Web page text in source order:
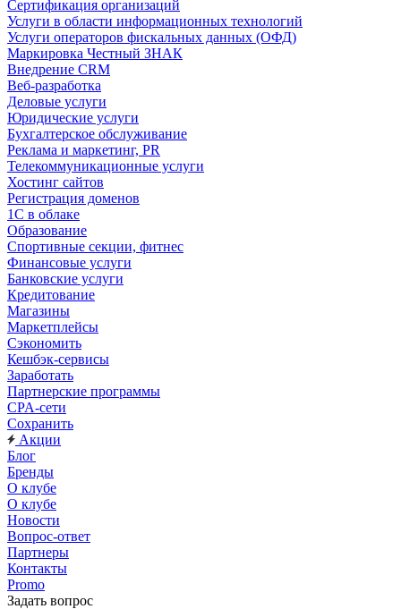
Сертификация организаций
Услуги в области информационных технологий
Услуги операторов фискальных данных (ОФД)
Маркировка Честный ЗНАК
Внедрение CRM
Веб-разработка
Деловые услуги
Юридические услуги
Бухгалтерское обслуживание
Реклама и маркетинг, PR
Телекоммуникационные услуги
Хостинг сайтов
Регистрация доменов
1С в облаке
Образование
Спортивные секции, фитнес
Финансовые услуги
Банковские услуги
Кредитование
Магазины
Маркетплейсы
Сэкономить
Кешбэк-сервисы
Заработать
Партнерские программы
CPA-сети
Сохранить
Акции
Блог
Бренды
О клубе
О клубе
Новости
Вопрос-ответ
Партнеры
Контакты
Promo
Задать вопрос